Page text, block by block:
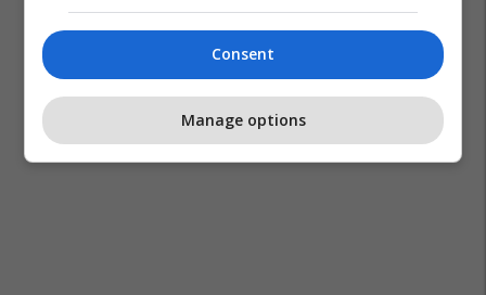
Consent
Manage options